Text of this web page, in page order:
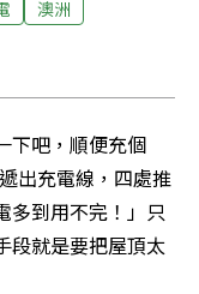
澳洲
下吧，順便充個
出充電線，四處推
多到用不完！」只
段就是要把屋頂太